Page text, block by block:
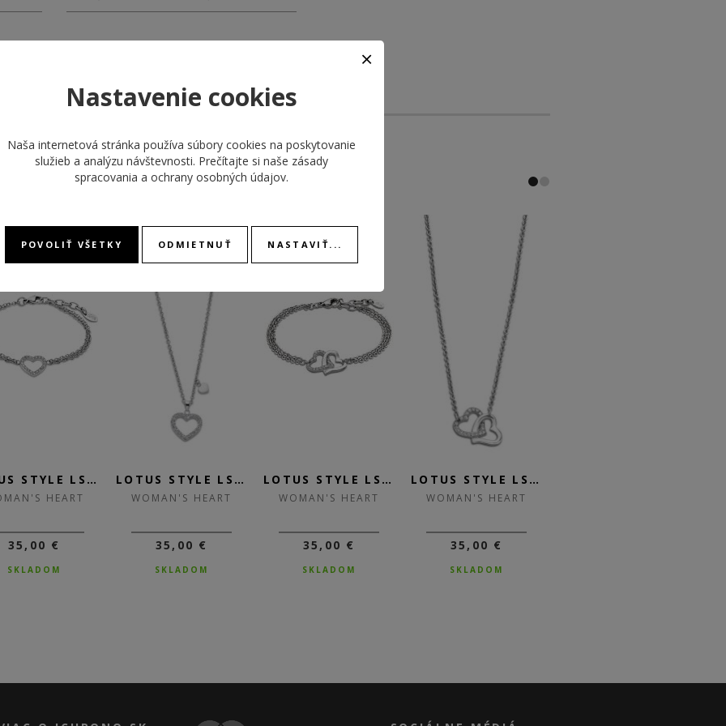
ODPORÚČANÉ PRODUKTY
LOTUS STYLE LS2026-2/1
HEART
35,00 €
SKLADOM
LOTUS STYLE LS2026-1/1
WOMAN'S HEART
35,00 €
SKLADOM
LOTUS STYLE LS1912-2/1
WOMAN'S HEART
35,00 €
SKLADOM
LOTUS STYLE LS1912-1/1
WOMAN'S HEART
35,00 €
SKLADOM
Nastavenie cookies
Naša internetová stránka používa súbory cookies na poskytovanie
služieb a analýzu návštevnosti. Prečítajte si naše zásady
spracovania a ochrany osobných údajov.
POVOLIŤ VŠETKY ODMIETNUŤ NASTAVIŤ...